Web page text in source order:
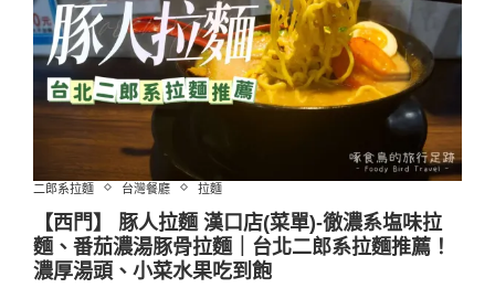
二郎系拉麵 台灣餐廳 拉麵
【西門】 豚人拉麵 漢口店(菜單)-徹濃系塩味拉
麵、番茄濃湯豚骨拉麵｜台北二郎系拉麵推薦！
濃厚湯頭、小菜水果吃到飽